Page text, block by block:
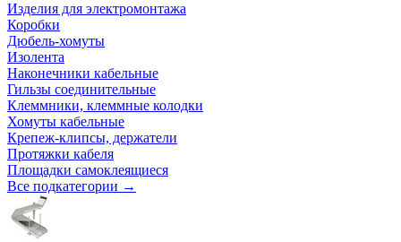
Изделия для электромонтажа
Коробки
Дюбель-хомуты
Изолента
Наконечники кабельные
Гильзы соединительные
Клеммники, клеммные колодки
Хомуты кабельные
Крепеж-клипсы, держатели
Протяжки кабеля
Площадки самоклеящиеся
Все подкатегории →